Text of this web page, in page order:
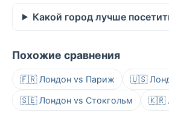
Какой город лучше
Похожие сравнения
🇫🇷 Лондон vs Париж 🇺🇸
🇸🇪 Лондон vs Стокгольм 🇰🇷